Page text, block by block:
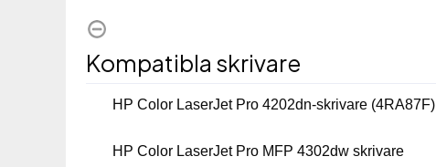
Kompatibla skrivare
HP Color LaserJet Pro 4202dn-skrivare (4RA87F)
HP Color LaserJet Pro MFP 4302dw skrivare